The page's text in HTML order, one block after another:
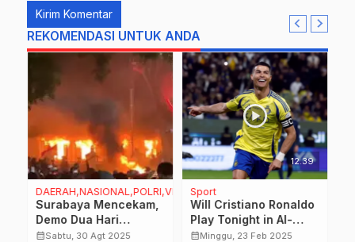
REKOMENDASI UNTUK ANDA
DAERAH,NASIONAL,POLRI,VIRAL
Surabaya Mencekam,
Demo Dua Hari
Berujung Ricuh dan
calendar_monthSabtu, 30 Agt 2025
12.39
Sport
Will Cristiano Ronaldo
Play Tonight in Al-
Nassr vs Al-Ettifaq
calendar_monthMinggu, 23 Feb 2025